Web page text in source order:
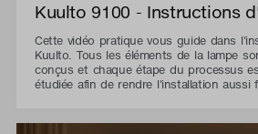
Kuulto 9100 - Instructions
Cette vidéo pratique vous guide dans
Kuulto. Tous les éléments de la lampe
conçus et chaque étape du processus
étudiée afin de rendre l'installation aussi